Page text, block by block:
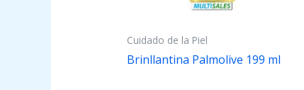
Cuidado de la Piel
Brinllantina Palmolive 199 ml